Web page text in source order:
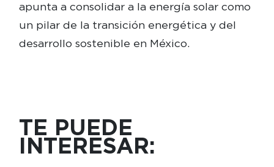
apunta a consolidar a la energía solar como
un pilar de la transición energética y del
desarrollo sostenible en México.
TE PUEDE
INTERESAR: